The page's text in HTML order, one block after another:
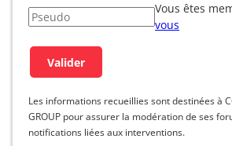
Vous êtes
vous
Les informations recueillies sont destinées à
GROUP pour assurer la modération de ses
notifications liées aux interventions.